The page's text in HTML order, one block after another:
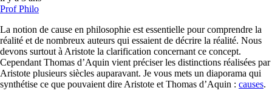
Prof Philo
La notion de cause en philosophie est essentielle pour comprendre la
réalité et de nombreux auteurs qui essaient de décrire la réalité. Nous
devons surtout à Aristote la clarification concernant ce concept.
Cependant Thomas d’Aquin vient préciser les distinctions réalisées par
Aristote plusieurs siècles auparavant. Je vous mets un diaporama qui
synthétise ce que pouvaient dire Aristote et Thomas d’Aquin : causes.